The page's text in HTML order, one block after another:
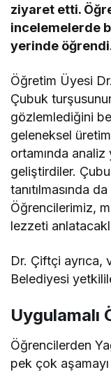
ziyaret etti.
incelemelerde
yerinde
Öğretim Üyesi
Çubuk
gözlemlediğini
geleneksel
ortamında
geliştirdiler.
tanıtılmasında
Öğrencilerimiz,
lezzeti
Dr. Çiftçi ayrıca,
Belediyesi
Uygulamalı
Öğrencilerden
pek çok